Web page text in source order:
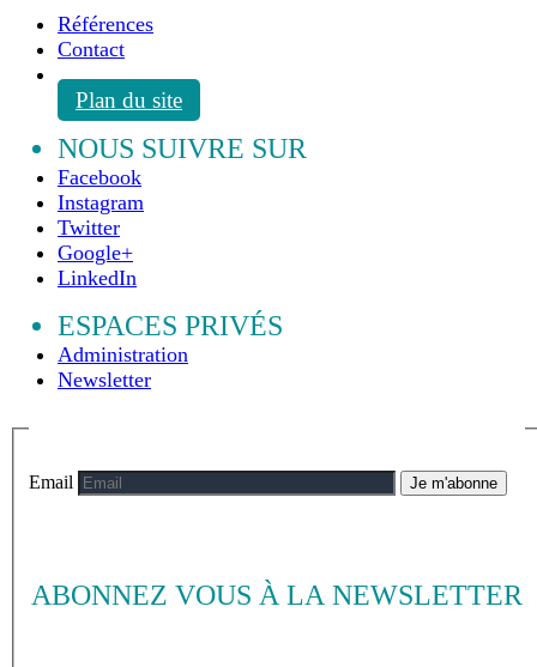
Références
Contact
Plan du site
NOUS SUIVRE SUR
Facebook
Instagram
Twitter
Google+
LinkedIn
ESPACES PRIVÉS
Administration
Newsletter
ABONNEZ VOUS À LA NEWSLETTER
Email Je m'abonne